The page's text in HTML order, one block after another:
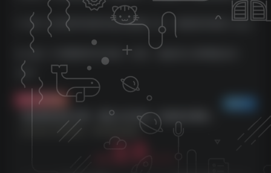
19 第十九讲怎样培养多层次管理人员，构建领导梯队?.mp4
20_第二十讲懂得科学合理一分钱，激励员工拼搏驱动力
.mp4
此内容为付费资源，请付费后查看
3.9
付费资源